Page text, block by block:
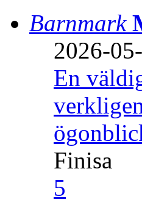
Barnmark
2026-
En
Finisa
5